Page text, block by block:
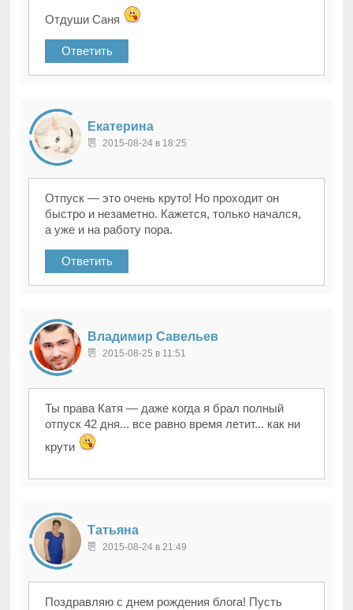
Отдуши Саня
Ответить
Екатерина
2015-08-24 в 18:25
Отпуск — это очень круто! Но проходит он
быстро и незаметно. Кажется, только начался,
а уже и на работу пора.
Ответить
Владимир Савельев
2015-08-25 в 11:51
Ты права Катя — даже когда я брал полный
отпуск 42 дня... все равно время летит... как ни
крути
Татьяна
2015-08-24 в 21:49
Поздравляю с днем рождения блога! Пусть